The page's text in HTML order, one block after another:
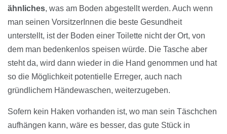
ähnliches, was am Boden abgestellt werden. Auch wenn
man seinen VorsitzerInnen die beste Gesundheit
unterstellt, ist der Boden einer Toilette nicht der Ort, von
dem man bedenkenlos speisen würde. Die Tasche aber
steht da, wird dann wieder in die Hand genommen und hat
so die Möglichkeit potentielle Erreger, auch nach
gründlichem Händewaschen, weiterzugeben.
Sofern kein Haken vorhanden ist, wo man sein Täschchen
aufhängen kann, wäre es besser, das gute Stück in